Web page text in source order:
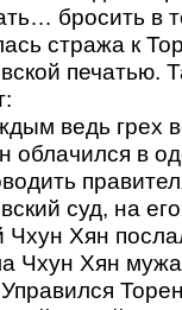
бросить в
стража к
печатью.
ведь грех
облачился в
суд, на
Чхун Хян
Чхун Хян